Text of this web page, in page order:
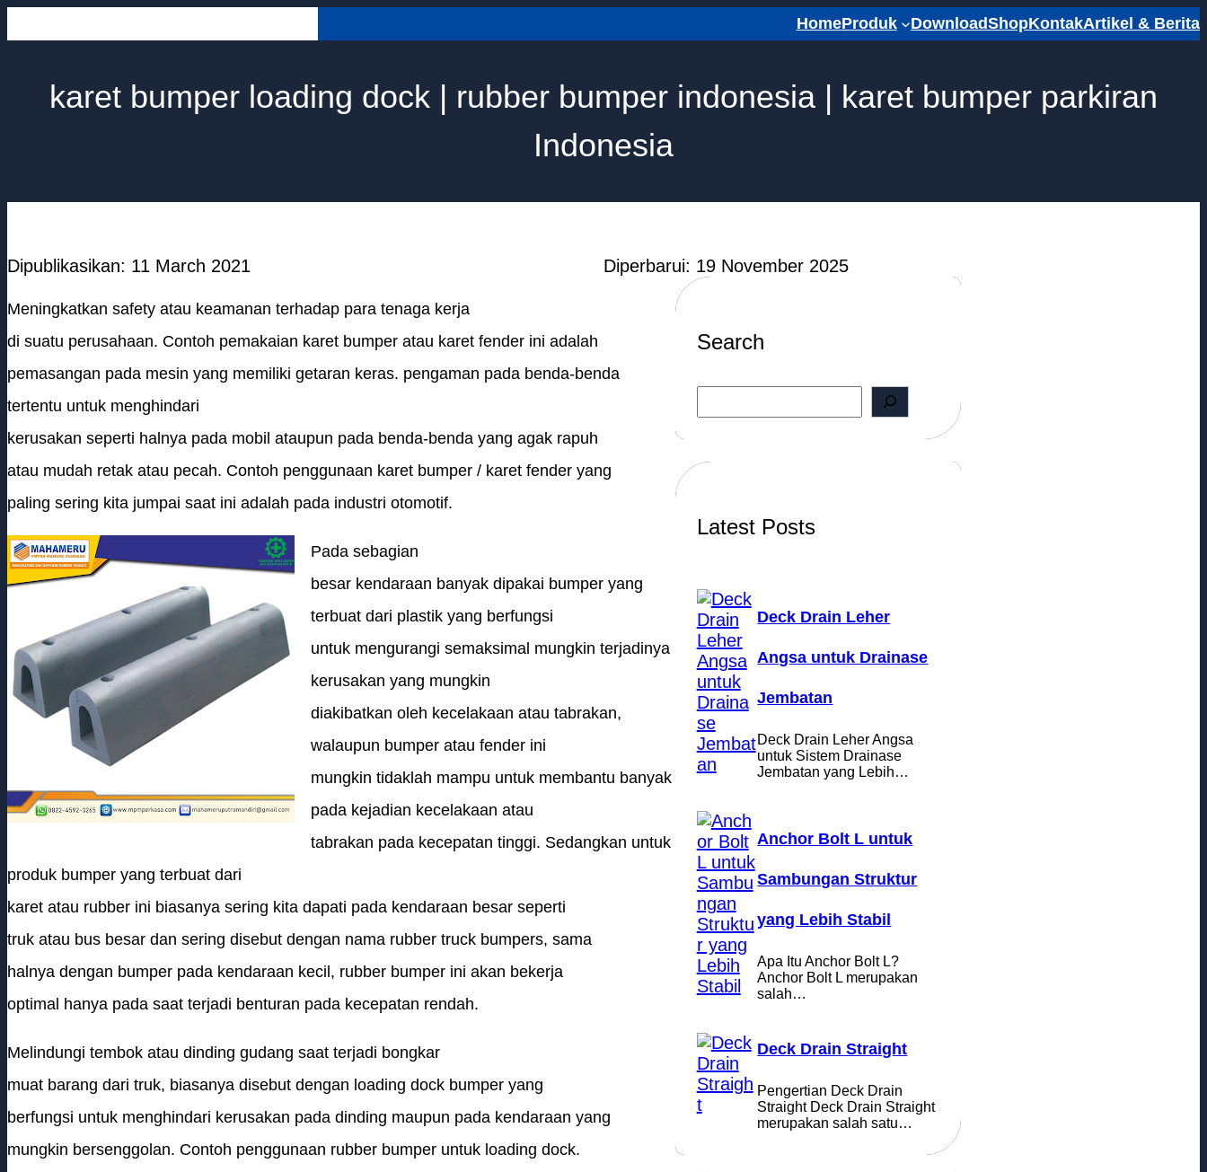
to
HomeProduk DownloadShopKontakArtikel & Berita
karet bumper loading dock | rubber bumper indonesia | karet bumper parkiran
Indonesia
Dipublikasikan: 11 March 2021 Diperbarui: 19 November 2025
Meningkatkan safety atau keamanan terhadap para tenaga kerja
di suatu perusahaan. Contoh pemakaian karet bumper atau karet fender ini adalah
pemasangan pada mesin yang memiliki getaran keras. pengaman pada benda-benda
tertentu untuk menghindari
kerusakan seperti halnya pada mobil ataupun pada benda-benda yang agak rapuh
atau mudah retak atau pecah. Contoh penggunaan karet bumper / karet fender yang
paling sering kita jumpai saat ini adalah pada industri otomotif.
Pada sebagian
besar kendaraan banyak dipakai bumper yang
terbuat dari plastik yang berfungsi
untuk mengurangi semaksimal mungkin terjadinya
kerusakan yang mungkin
diakibatkan oleh kecelakaan atau tabrakan,
walaupun bumper atau fender ini
mungkin tidaklah mampu untuk membantu banyak
pada kejadian kecelakaan atau
tabrakan pada kecepatan tinggi. Sedangkan untuk
produk bumper yang terbuat dari
karet atau rubber ini biasanya sering kita dapati pada kendaraan besar seperti
truk atau bus besar dan sering disebut dengan nama rubber truck bumpers, sama
halnya dengan bumper pada kendaraan kecil, rubber bumper ini akan bekerja
optimal hanya pada saat terjadi benturan pada kecepatan rendah.
Melindungi tembok atau dinding gudang saat terjadi bongkar
muat barang dari truk, biasanya disebut dengan loading dock bumper yang
berfungsi untuk menghindari kerusakan pada dinding maupun pada kendaraan yang
mungkin bersenggolan. Contoh penggunaan rubber bumper untuk loading dock.
Search
e
Latest Posts
Deck Drain Leher
Angsa untuk Drainase
Jembatan
Deck Drain Leher Angsa
untuk Sistem Drainase
Jembatan yang Lebih…
Anchor Bolt L untuk
Sambungan Struktur
yang Lebih Stabil
Apa Itu Anchor Bolt L?
Anchor Bolt L merupakan
salah…
Deck Drain Straight
Pengertian Deck Drain
Straight Deck Drain Straight
merupakan salah satu…